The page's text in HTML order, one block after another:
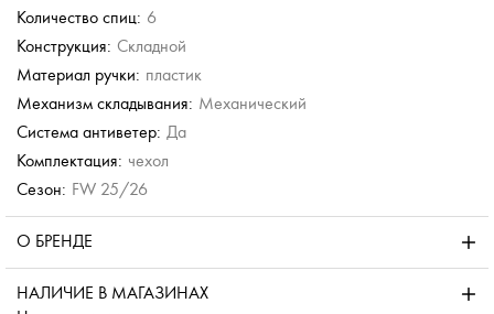
Количество спиц: 6
Конструкция: Складной
Материал ручки: пластик
Механизм складывания: Механический
Система антиветер: Да
Комплектация: чехол
Сезон: FW 25/26
О БРЕНДЕ
НАЛИЧИЕ В МАГАЗИНАХ